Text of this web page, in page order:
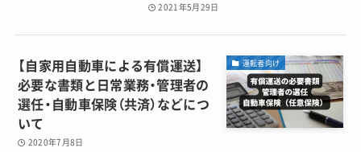
2021年5月29日
運転者向け
【自家用自動車による有償運送】
必要な書類と日常業務・管理者の
選任・自動車保険（共済）などにつ
いて
2020年7月8日